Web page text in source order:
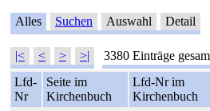
Alles Suchen Auswahl Detail
|< < > >| 3380 Einträge
Lfd-
Nr
Seite im
Kirchenbuch
Lfd-Nr im
Kirchenbuch